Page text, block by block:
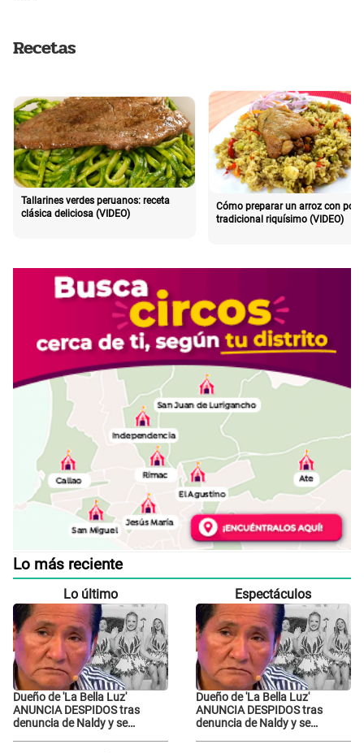
Recetas
Tallarines verdes peruanos: receta
clásica deliciosa (VIDEO)
Cómo preparar un arroz con pollo
tradicional riquísimo (VIDEO)
Lo más reciente
Lo último
Dueño de 'La Bella Luz'
ANUNCIA DESPIDOS tras
denuncia de Naldy y se
Espectáculos
Dueño de 'La Bella Luz'
ANUNCIA DESPIDOS tras
denuncia de Naldy y se